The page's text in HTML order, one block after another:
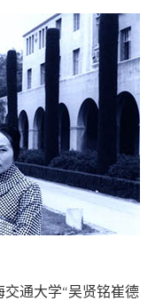
通大学“吴贤铭崔德